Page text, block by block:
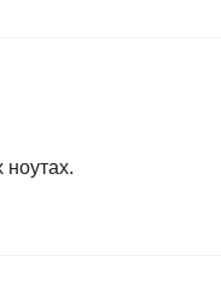
ноутах.